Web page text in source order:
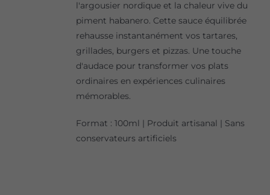
l'argousier nordique et la chaleur vive du
piment habanero. Cette sauce équilibrée
rehausse instantanément vos tartares,
grillades, burgers et pizzas. Une touche
d'audace pour transformer vos plats
ordinaires en expériences culinaires
mémorables.
Format : 100ml | Produit artisanal | Sans
conservateurs artificiels